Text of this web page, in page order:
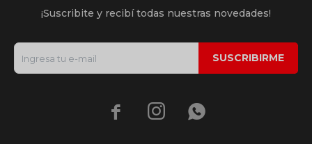
¡Suscribite y recibí todas nuestras novedades!
SUSCRIBIRME
  